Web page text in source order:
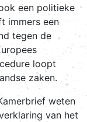
een politieke
immers een
tegen de
loopt
zaken.
weten
van het